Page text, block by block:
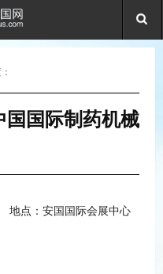
国国际制药机械
地点：安国国际会展中心